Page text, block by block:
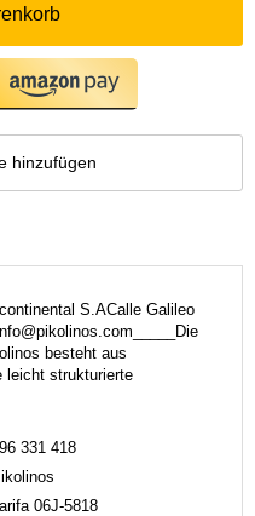
hinzufügen
S.ACalle Galileo
besteht aus
leicht strukturierte
331 418
06J-5818